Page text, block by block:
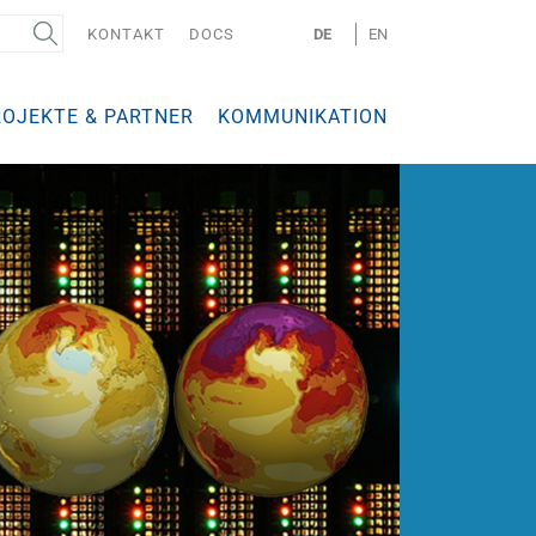
KONTAKT DOCS DE EN
& PARTNER KOMMUNIKATION